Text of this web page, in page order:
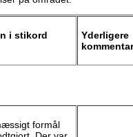
i stikord
Yderligere
formål